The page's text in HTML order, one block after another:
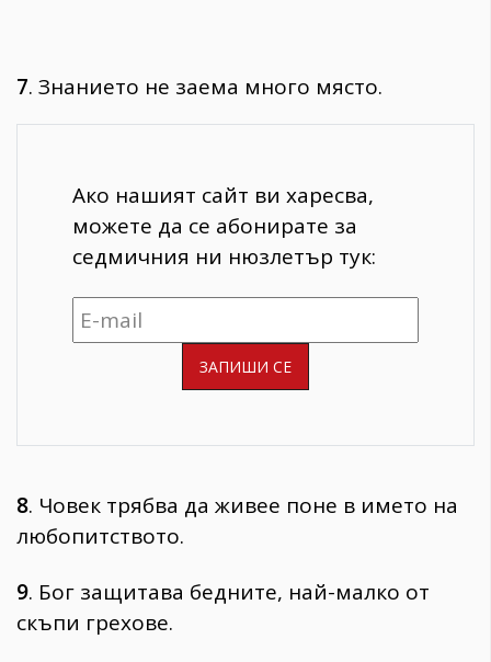
7. Знанието не заема много място.
Ако нашият сайт ви харесва,
можете да се абонирате за
седмичния ни нюзлетър тук:
8. Човек трябва да живее поне в името на
любопитството.
9. Бог защитава бедните, най-малко от
скъпи грехове.